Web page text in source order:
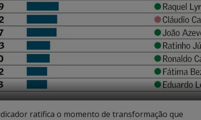
ratifica o momento de transformação que